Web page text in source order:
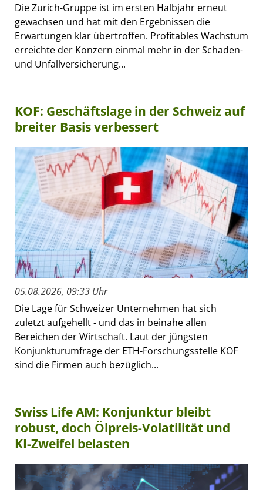
Die Zurich-Gruppe ist im ersten Halbjahr erneut
gewachsen und hat mit den Ergebnissen die
Erwartungen klar übertroffen. Profitables Wachstum
erreichte der Konzern einmal mehr in der Schaden-
und Unfallversicherung...
KOF: Geschäftslage in der Schweiz auf
breiter Basis verbessert
05.08.2026, 09:33 Uhr
Die Lage für Schweizer Unternehmen hat sich
zuletzt aufgehellt - und das in beinahe allen
Bereichen der Wirtschaft. Laut der jüngsten
Konjunkturumfrage der ETH-Forschungsstelle KOF
sind die Firmen auch bezüglich...
Swiss Life AM: Konjunktur bleibt
robust, doch Ölpreis-Volatilität und
KI-Zweifel belasten